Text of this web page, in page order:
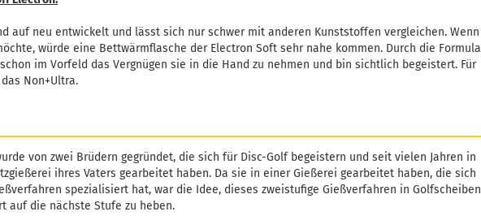
auf neu entwickelt und lässt sich nur schwer mit anderen Kunststoffen vergleichen. Wenn
würde eine Bettwärmflasche der Electron Soft sehr nahe kommen. Durch die Formula
im Vorfeld das Vergnügen sie in die Hand zu nehmen und bin sichtlich begeistert. Für
Non+Ultra.
von zwei Brüdern gegründet, die sich für Disc-Golf begeistern und seit vielen Jahren in
ihres Vaters gearbeitet haben. Da sie in einer Gießerei gearbeitet haben, die sich
spezialisiert hat, war die Idee, dieses zweistufige Gießverfahren in Golfscheiben
auf die nächste Stufe zu heben.